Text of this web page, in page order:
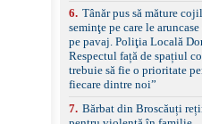
electrice,
rabatabile
free,
Sistem start/
de parcare
anvelope vară
Control
filtru de
6. Tânăr pus să măture
seminţe pe care le
pe pavaj. Poliţia Locală
Respectul față de spațiul
trebuie să fie o prioritate
fiecare dintre noi”
7. Bărbat din Broscăuți